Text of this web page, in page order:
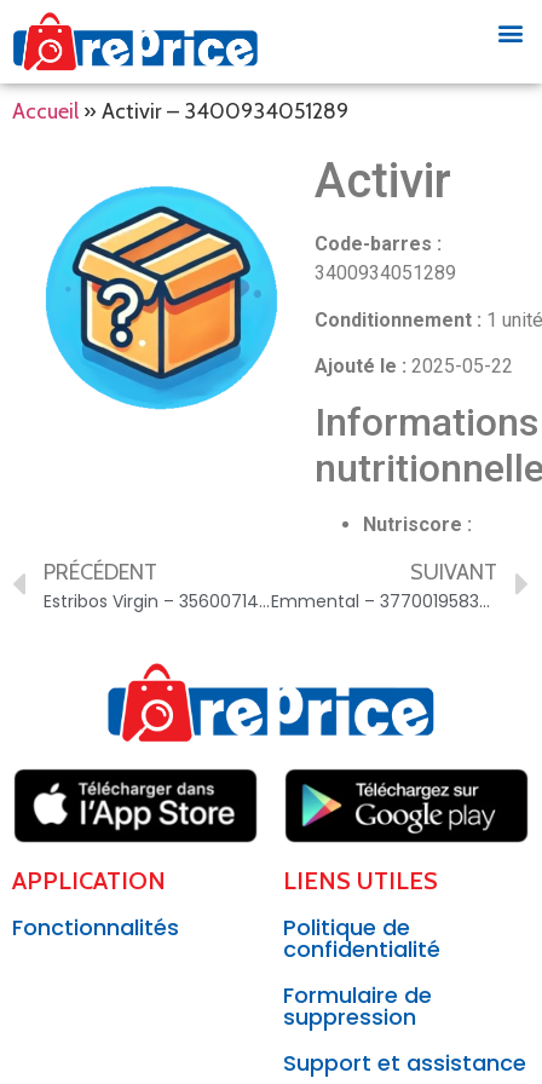
Accueil » Activir – 3400934051289
Activir
Code-barres :
3400934051289
Conditionnement : 1 unité
Ajouté le : 2025-05-22
Informations
Nutriscore :
PRÉCÉDENT
Estribos Virgin – 3560071456771
SUIVANT
Emmental – 3770019583692
APPLICATION
Fonctionnalités
LIENS UTILES
Politique de
confidentialité
Formulaire de
suppression
Support et assistance